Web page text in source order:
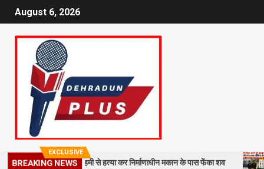
August 6, 2026
EXCLUSIVE
BREAKING NEWS
कातिल, बेरहमी से हत्या कर निर्माणाधीन मकान के पास फेंका शव 14